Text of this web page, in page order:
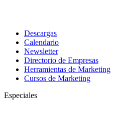
Descargas
Calendario
Newsletter
Directorio de Empresas
Herramientas de Marketing
Cursos de Marketing
Especiales